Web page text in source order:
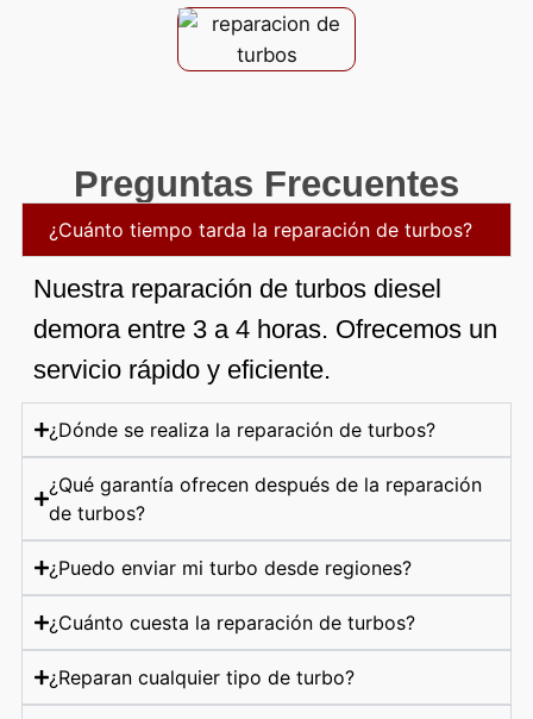
Preguntas Frecuentes
¿Cuánto tiempo tarda la reparación de turbos?
Nuestra reparación de turbos diesel
demora entre 3 a 4 horas. Ofrecemos un
servicio rápido y eficiente.
¿Dónde se realiza la reparación de turbos?
¿Qué garantía ofrecen después de la reparación
de turbos?
¿Puedo enviar mi turbo desde regiones?
¿Cuánto cuesta la reparación de turbos?
¿Reparan cualquier tipo de turbo?